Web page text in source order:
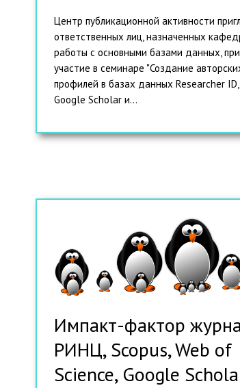
Центр публикационной активности
ответственных лиц, назначенных
работы с основными базами данных,
участие в семинаре "Создание
профилей в базах данных Researcher ID,
Google Scholar и...
Импакт-фактор
РИНЦ, Scopus, Web of
Science, Google